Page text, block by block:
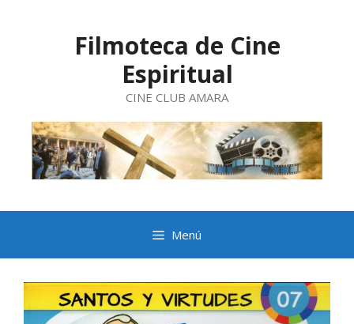
Filmoteca de Cine
Espiritual
CINE CLUB AMARA
Menú